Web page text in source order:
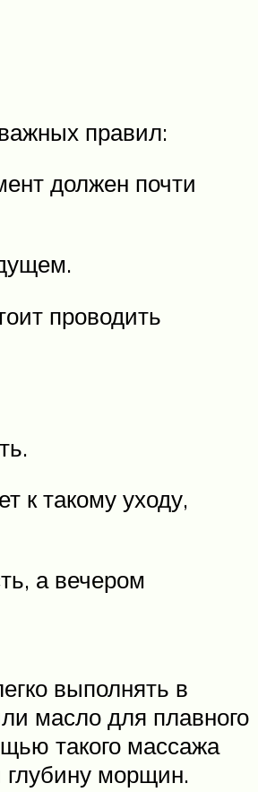
правил:
должен почти
проводить
к такому уходу,
а вечером
выполнять в
масло для плавного
такого массажа
глубину морщин.